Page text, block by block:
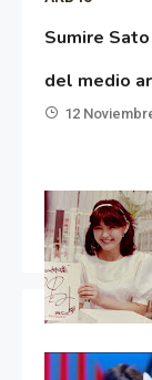
Sumire
del medio
12